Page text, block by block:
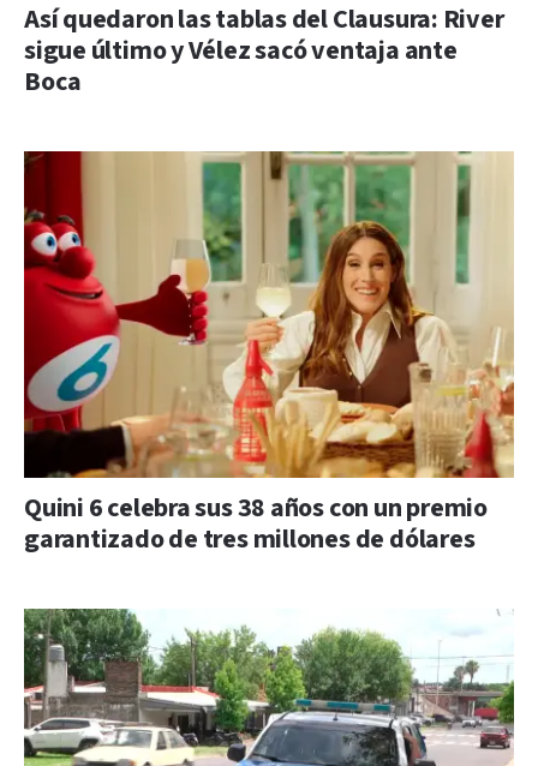
Así quedaron las tablas del Clausura: River
sigue último y Vélez sacó ventaja ante
Boca
Quini 6 celebra sus 38 años con un premio
garantizado de tres millones de dólares